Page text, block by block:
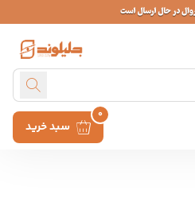
سبد خرید
0